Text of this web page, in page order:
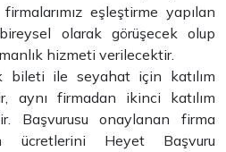
firmalarımız eşleştirme yapılan
olarak görüşecek olup
hizmeti verilecektir.
bileti ile seyahat için katılım
aynı firmadan ikinci katılım
Başvurusu onaylanan firma
ücretlerini Heyet Başvuru